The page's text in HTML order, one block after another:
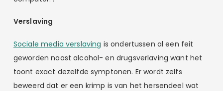
Verslaving
Sociale media verslaving is ondertussen al een feit
geworden naast alcohol- en drugsverlaving want het
toont exact dezelfde symptonen. Er wordt zelfs
beweerd dat er een krimp is van het hersendeel wat